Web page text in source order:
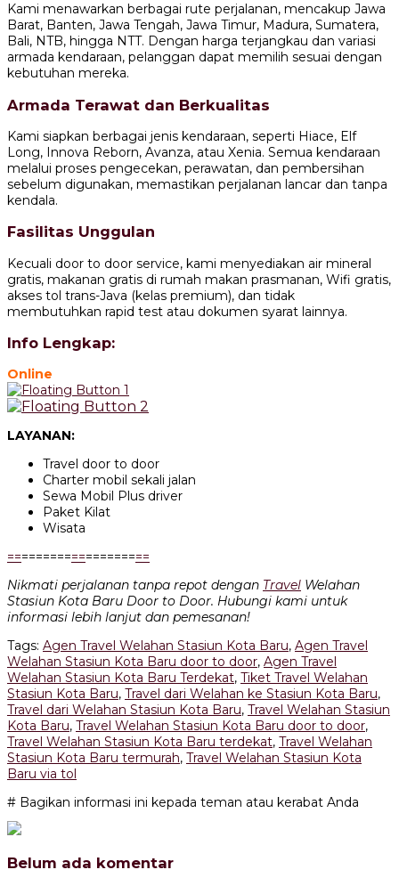
Kami menawarkan berbagai rute perjalanan, mencakup Jawa
Barat, Banten, Jawa Tengah, Jawa Timur, Madura, Sumatera,
Bali, NTB, hingga NTT. Dengan harga terjangkau dan variasi
armada kendaraan, pelanggan dapat memilih sesuai dengan
kebutuhan mereka.
Armada Terawat dan Berkualitas
Kami siapkan berbagai jenis kendaraan, seperti Hiace, Elf
Long, Innova Reborn, Avanza, atau Xenia. Semua kendaraan
melalui proses pengecekan, perawatan, dan pembersihan
sebelum digunakan, memastikan perjalanan lancar dan tanpa
kendala.
Fasilitas Unggulan
Kecuali door to door service, kami menyediakan air mineral
gratis, makanan gratis di rumah makan prasmanan, Wifi gratis,
akses tol trans-Java (kelas premium), dan tidak
membutuhkan rapid test atau dokumen syarat lainnya.
Info Lengkap:
Online
LAYANAN:
Travel door to door
Charter mobil sekali jalan
Sewa Mobil Plus driver
Paket Kilat
Wisata
====================
Nikmati perjalanan tanpa repot dengan Travel Welahan
Stasiun Kota Baru Door to Door. Hubungi kami untuk
informasi lebih lanjut dan pemesanan!
Tags: Agen Travel Welahan Stasiun Kota Baru, Agen Travel
Welahan Stasiun Kota Baru door to door, Agen Travel
Welahan Stasiun Kota Baru Terdekat, Tiket Travel Welahan
Stasiun Kota Baru, Travel dari Welahan ke Stasiun Kota Baru,
Travel dari Welahan Stasiun Kota Baru, Travel Welahan Stasiun
Kota Baru, Travel Welahan Stasiun Kota Baru door to door,
Travel Welahan Stasiun Kota Baru terdekat, Travel Welahan
Stasiun Kota Baru termurah, Travel Welahan Stasiun Kota
Baru via tol
# Bagikan informasi ini kepada teman atau kerabat Anda
Belum ada komentar